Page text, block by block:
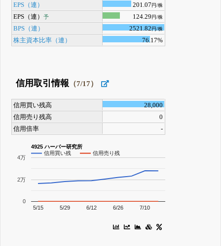
EPS（連）
201.07円/株
EPS（連）予 124.29円/株
BPS（連） 2521.82円/株
株主資本比率（連） 76.17%
信用取引情報 （7/17）
信用買い残高
28,000
信用売り残高
0
信用倍率
-
4925 ハーバー研究所
信用買い残
信用売り残
5/15 5/29 6/12 6/26 7/10
0
2万
4万